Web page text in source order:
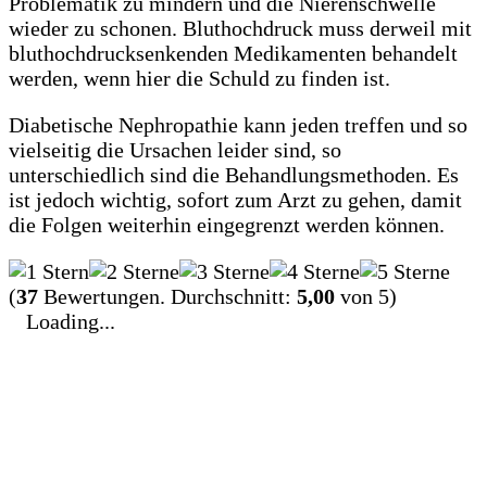
wieder zu schonen. Bluthochdruck muss derweil mit
bluthochdrucksenkenden Medikamenten behandelt
werden, wenn hier die Schuld zu finden ist.
Diabetische Nephropathie kann jeden treffen und so
vielseitig die Ursachen leider sind, so
unterschiedlich sind die Behandlungsmethoden. Es
ist jedoch wichtig, sofort zum Arzt zu gehen, damit
die Folgen weiterhin eingegrenzt werden können.
(37 Bewertungen. Durchschnitt: 5,00 von 5)
Loading...